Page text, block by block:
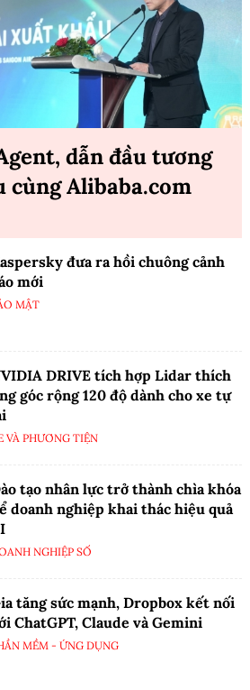
dẫn đầu tương
cùng Alibaba.com
đưa ra hồi chuông cảnh
mới
MẬT
DRIVE tích hợp Lidar thích
góc rộng 120 độ dành cho xe tự
VÀ PHƯƠNG TIỆN
tạo nhân lực trở thành chìa khóa
doanh nghiệp khai thác hiệu quả
NGHIỆP SỐ
tăng sức mạnh, Dropbox kết nối
ChatGPT, Claude và Gemini
MỀM - ỨNG DỤNG